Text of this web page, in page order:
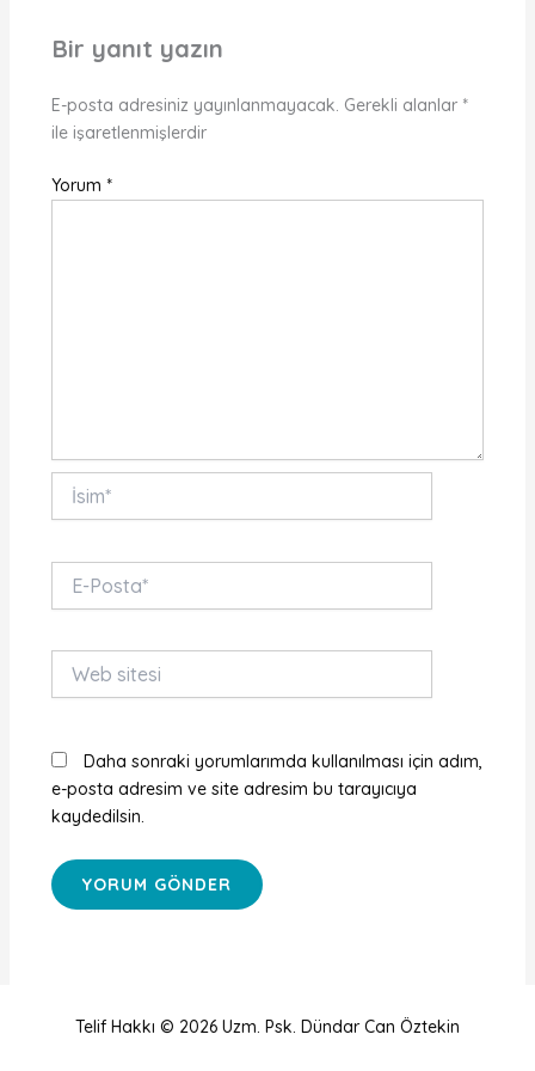
Bir yanıt yazın
E-posta adresiniz yayınlanmayacak. Gerekli alanlar *
ile işaretlenmişlerdir
Yorum *
İsim*
Posta*
sitesi
Daha sonraki yorumlarımda kullanılması için adım,
e-posta adresim ve site adresim bu tarayıcıya
kaydedilsin.
Telif Hakkı © 2026 Uzm. Psk. Dündar Can Öztekin